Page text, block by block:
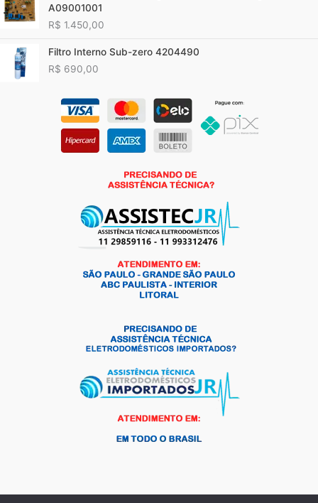
A09001001
R$ 1.450,00
Filtro Interno Sub-zero 4204490
R$ 690,00